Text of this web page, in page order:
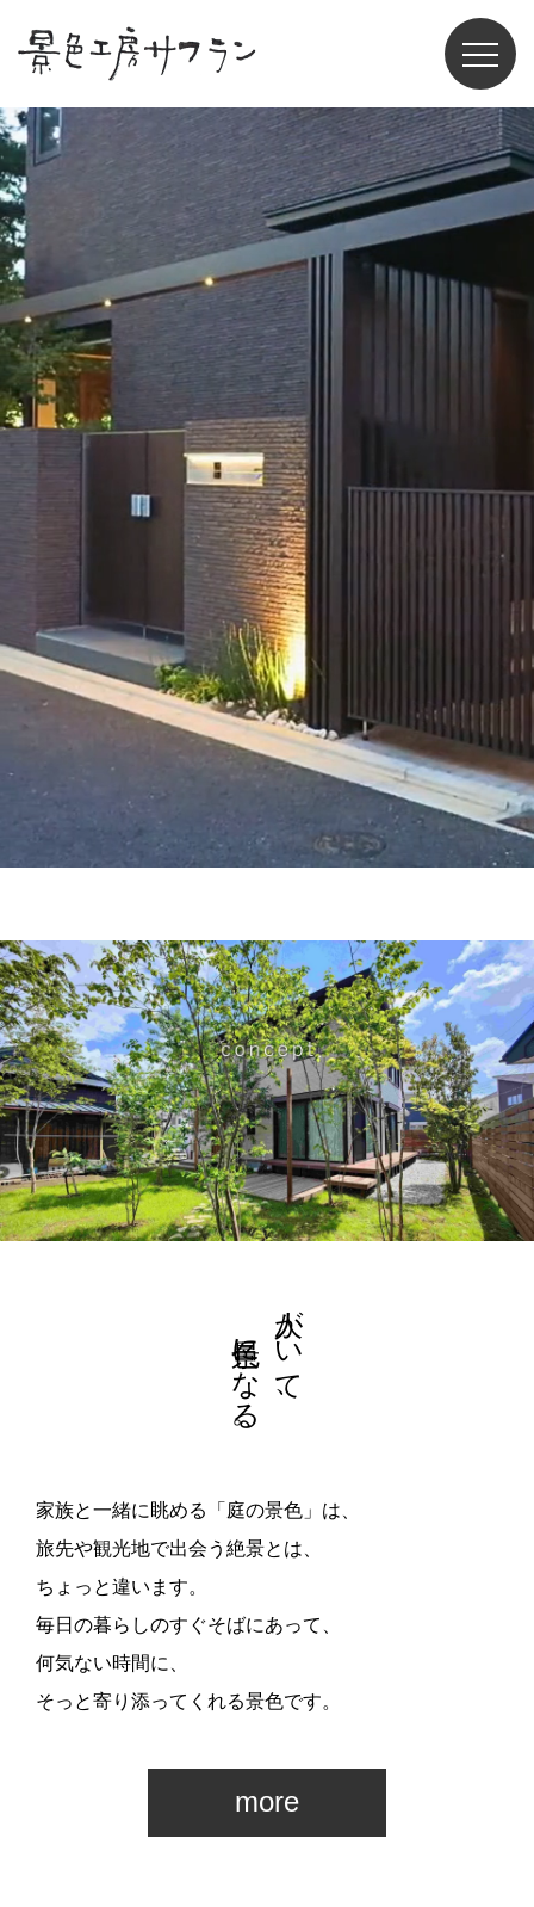
人がいて、
景色になる。
家族と一緒に眺める「庭の景色」は、
旅先や観光地で出会う絶景とは、
ちょっと違います。
毎日の暮らしのすぐそばにあって、
何気ない時間に、
そっと寄り添ってくれる景色です。
more